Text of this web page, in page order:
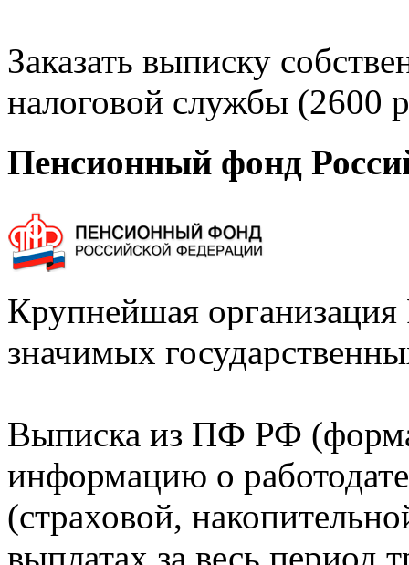
Заказать выписку
налоговой службы (2600
Пенсионный фонд
Крупнейшая
значимых
Выписка из ПФ РФ
информацию о
(страховой,
выплатах за весь период